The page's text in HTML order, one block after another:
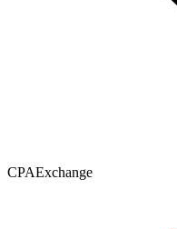
CPAExchange